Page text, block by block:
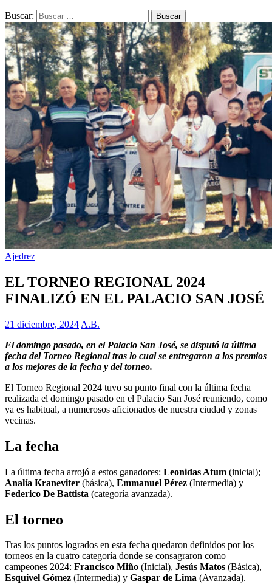
Buscar:
Ajedrez
EL TORNEO REGIONAL 2024
FINALIZÓ EN EL PALACIO SAN JOSÉ
21 diciembre, 2024 A.B.
El domingo pasado, en el Palacio San José, se disputó la última
fecha del Torneo Regional tras lo cual se entregaron a los premios
a los mejores de la fecha y del torneo.
El Torneo Regional 2024 tuvo su punto final con la última fecha
realizada el domingo pasado en el Palacio San José reuniendo, como
ya es habitual, a numerosos aficionados de nuestra ciudad y zonas
vecinas.
La fecha
La última fecha arrojó a estos ganadores: Leonidas Atum (inicial);
Analía Kraneviter (básica), Emmanuel Pérez (Intermedia) y
Federico De Battista (categoría avanzada).
El torneo
Tras los puntos logrados en esta fecha quedaron definidos por los
torneos en la cuatro categoría donde se consagraron como
campeones 2024: Francisco Miño (Inicial), Jesús Matos (Básica),
Esquivel Gómez (Intermedia) y Gaspar de Lima (Avanzada).